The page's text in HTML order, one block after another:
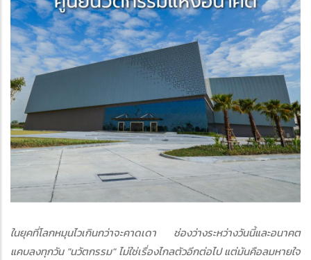
ในยุคที่โลกหมุนไวเกินกว่าจะคาดเดา ช่องว่างระหว่างวันนี้และอนาคต
แคบลงทุกวัน "นวัตกรรม" ไม่ใช่เรื่องไกลตัวอีกต่อไป แต่มันคือลมหายใจ